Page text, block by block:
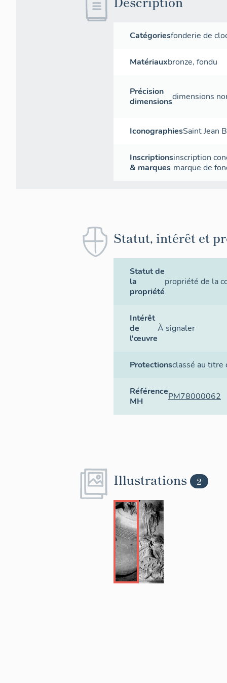
Catégoriesfonderie de
Matériauxbronze, fondu
Précision
dimensionsdimensions
IconographiesSaint Jean
Inscriptions
& marques
inscription
marque de
Statut, intérêt et
Statut de
la
propriété
propriété de la
Intérêt
de
l'œuvre
À signaler
Protectionsclassé au titre
Référence
MH
PM78000062
Illustrations 2